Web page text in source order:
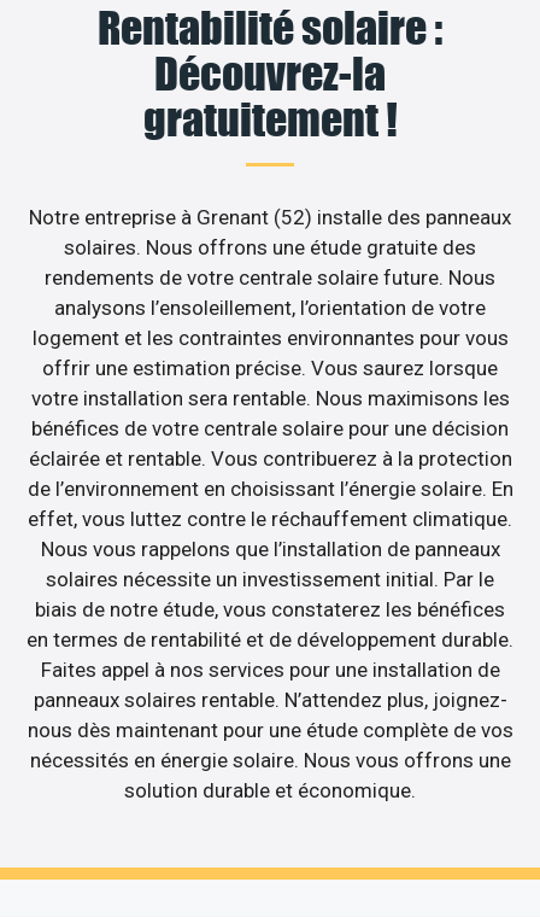
Rentabilité solaire :
Découvrez-la
gratuitement !
Notre entreprise à Grenant (52) installe des panneaux
solaires. Nous offrons une étude gratuite des
rendements de votre centrale solaire future. Nous
analysons l’ensoleillement, l’orientation de votre
logement et les contraintes environnantes pour vous
offrir une estimation précise. Vous saurez lorsque
votre installation sera rentable. Nous maximisons les
bénéfices de votre centrale solaire pour une décision
éclairée et rentable. Vous contribuerez à la protection
de l’environnement en choisissant l’énergie solaire. En
effet, vous luttez contre le réchauffement climatique.
Nous vous rappelons que l’installation de panneaux
solaires nécessite un investissement initial. Par le
biais de notre étude, vous constaterez les bénéfices
en termes de rentabilité et de développement durable.
Faites appel à nos services pour une installation de
panneaux solaires rentable. N’attendez plus, joignez-
nous dès maintenant pour une étude complète de vos
nécessités en énergie solaire. Nous vous offrons une
solution durable et économique.